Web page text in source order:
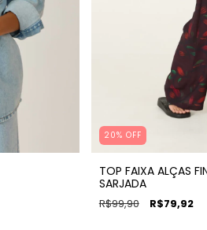
20% OFF
TOP FAIXA ALÇAS
SARJADA
R$99,90 R$79,92